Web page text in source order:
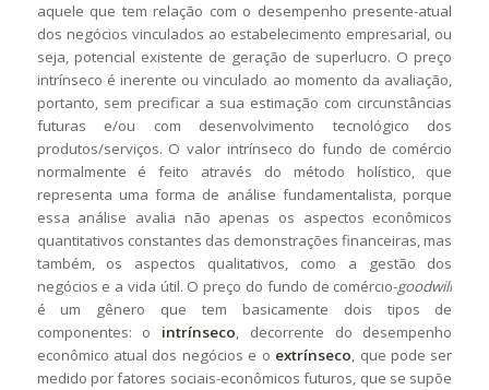
aquele que tem relação com o desempenho presente-atual
dos negócios vinculados ao estabelecimento empresarial, ou
seja, potencial existente de geração de superlucro. O preço
intrínseco é inerente ou vinculado ao momento da avaliação,
portanto, sem precificar a sua estimação com circunstâncias
futuras e/ou com desenvolvimento tecnológico dos
produtos/serviços. O valor intrínseco do fundo de comércio
normalmente é feito através do método holístico, que
representa uma forma de análise fundamentalista, porque
essa análise avalia não apenas os aspectos econômicos
quantitativos constantes das demonstrações financeiras, mas
também, os aspectos qualitativos, como a gestão dos
negócios e a vida útil. O preço do fundo de comércio-goodwill
é um gênero que tem basicamente dois tipos de
componentes: o intrínseco, decorrente do desempenho
econômico atual dos negócios e o extrínseco, que pode ser
medido por fatores sociais-econômicos futuros, que se supõe